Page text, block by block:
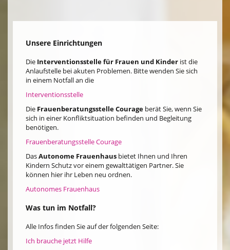
Unsere Einrichtungen
Die Interventionsstelle für Frauen und Kinder ist die
Anlaufstelle bei akuten Problemen. Bitte wenden Sie sich
in einem Notfall an die
Interventionsstelle
Die Frauenberatungsstelle Courage berät Sie, wenn Sie
sich in einer Konfliktsituation befinden und Begleitung
benötigen.
Frauenberatungsstelle Courage
DasAutonome Frauenhaus bietet Ihnen und Ihren
Kindern Schutz vor einem gewalttätigen Partner. Sie
können hier ihr Leben neu ordnen.
Autonomes Frauenhaus
Was tun im Notfall?
Alle Infos finden Sie auf der folgenden Seite:
Ich brauche jetzt Hilfe